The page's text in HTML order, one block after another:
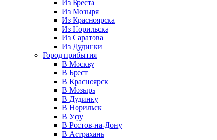
Из Бреста
Из Мозыря
Из Красноярска
Из Норильска
Из Саратова
Из Дудинки
Город прибытия
В Москву
В Брест
В Красноярск
В Мозырь
В Дудинку
В Норильск
В Уфу
В Ростов-на-Дону
В Астрахань